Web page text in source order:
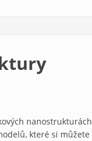
které si